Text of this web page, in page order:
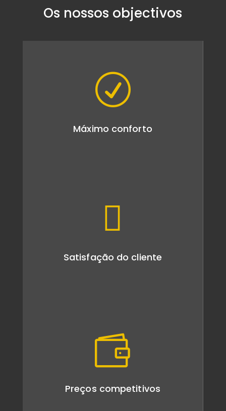
Os nossos objectivos
R
Máximo conforto

Satisfação do cliente

Preços competitivos